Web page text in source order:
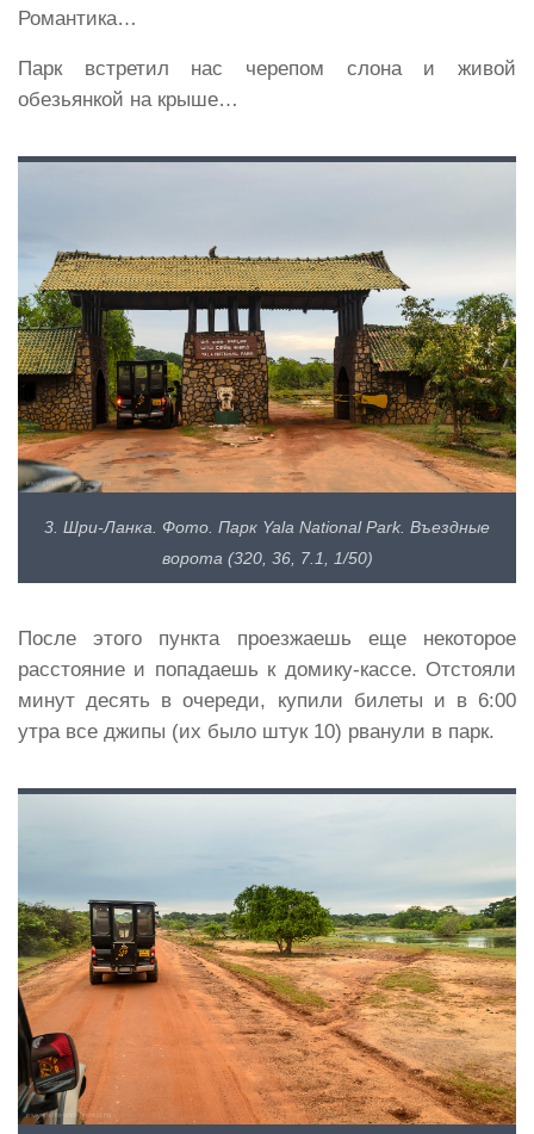
Романтика…
Парк встретил нас черепом слона и живой
обезьянкой на крыше…
3. Шри-Ланка. Фото. Парк Yala National Park. Въездные
ворота (320, 36, 7.1, 1/50)
После этого пункта проезжаешь еще некоторое
расстояние и попадаешь к домику-кассе. Отстояли
минут десять в очереди, купили билеты и в 6:00
утра все джипы (их было штук 10) рванули в парк.